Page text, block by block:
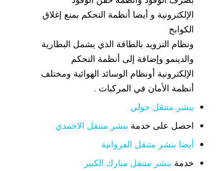
الإلكترونية و أيضا أنظمة التحكم بمنع إغلاق
الكوابح
ونظام التزويد بالطاقة الذي يشمل البطارية
والدينمو وإضافة إلى أنظمة التحكم
الإلكترونية أونظام الوسائد الهوائية ومختلف
أنظمة الأمان في المركبات .
بنشر متنقل حولي
احصل على خدمة بنشر متنقل الاحمدي
أيضا بنشر متنقل الفروانية
خدمة بنشر متنقل مبارك الكبير